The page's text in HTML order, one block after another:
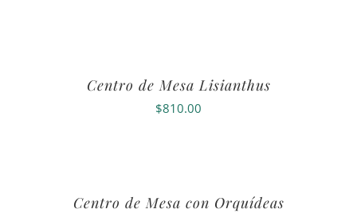
Centro de Mesa Lisianthus
$810.00
Centro de Mesa con Orquídeas